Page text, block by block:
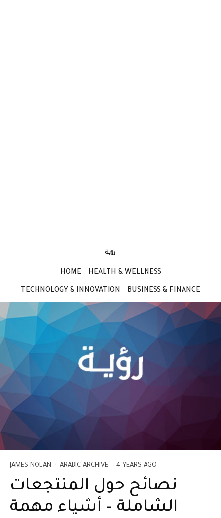
HOME HEALTH & WELLNESS
TECHNOLOGY & INNOVATION BUSINESS & FINANCE
JAMES NOLAN · ARABIC ARCHIVE · 4 YEARS AGO
نصائح حول المنتجعات
الشاملة – أشياء مهمة